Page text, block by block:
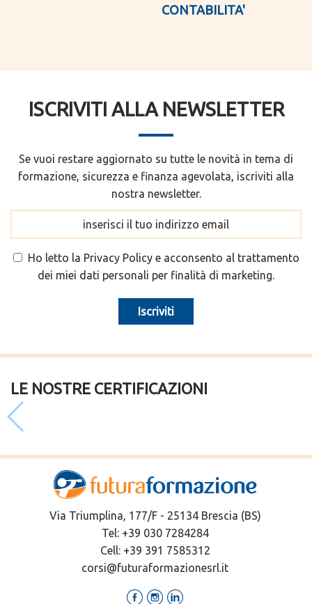
CONTABILITA'
ISCRIVITI ALLA NEWSLETTER
Se vuoi restare aggiornato su tutte le novità in tema di
formazione, sicurezza e finanza agevolata, iscriviti alla
nostra newsletter.
Ho letto la Privacy Policye acconsento al trattamento
dei miei dati personali per finalità di marketing.
Iscriviti
LE NOSTRE CERTIFICAZIONI
Via Triumplina, 177/F - 25134 Brescia (BS)
Tel: +39 030 7284284
Cell: +39 391 7585312
corsi@futuraformazionesrl.it